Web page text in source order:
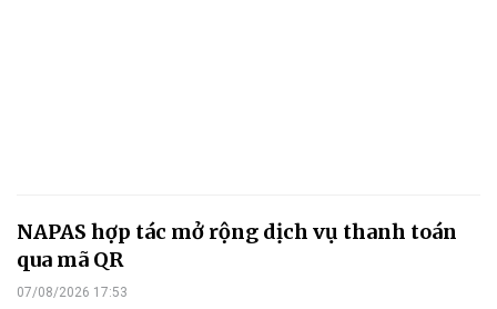
NAPAS hợp tác mở rộng dịch vụ thanh toán
qua mã QR
07/08/2026 17:53